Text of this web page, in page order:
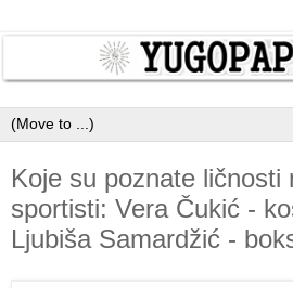
Koje su poznate ličnosti
sportisti: Vera Čukić -
Ljubiša Samardžić -